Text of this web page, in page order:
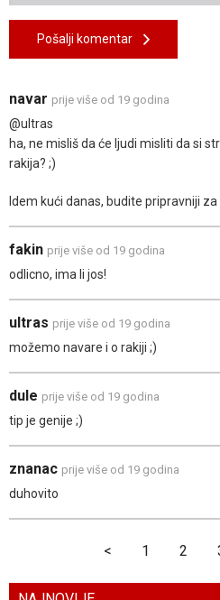
Pošalji komentar
navar prije više od 19 godina
@ultras
ha, ne misliš da će ljudi misliti da si
rakija? ;)
Idem kući danas, budite pripravniji
fakin prije više od 19 godina
odlicno, ima li jos!
ultras prije više od 19 godina
možemo navare i o rakiji ;)
dule prije više od 19 godina
tip je genije ;)
znanac prije više od 19 godina
duhovito
< 1 2